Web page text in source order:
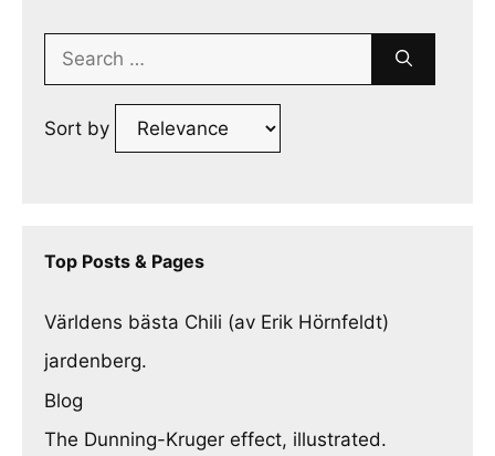
Search
Sort by
Top Posts & Pages
Världens bästa Chili (av Erik Hörnfeldt)
jardenberg.
Blog
The Dunning-Kruger effect, illustrated.